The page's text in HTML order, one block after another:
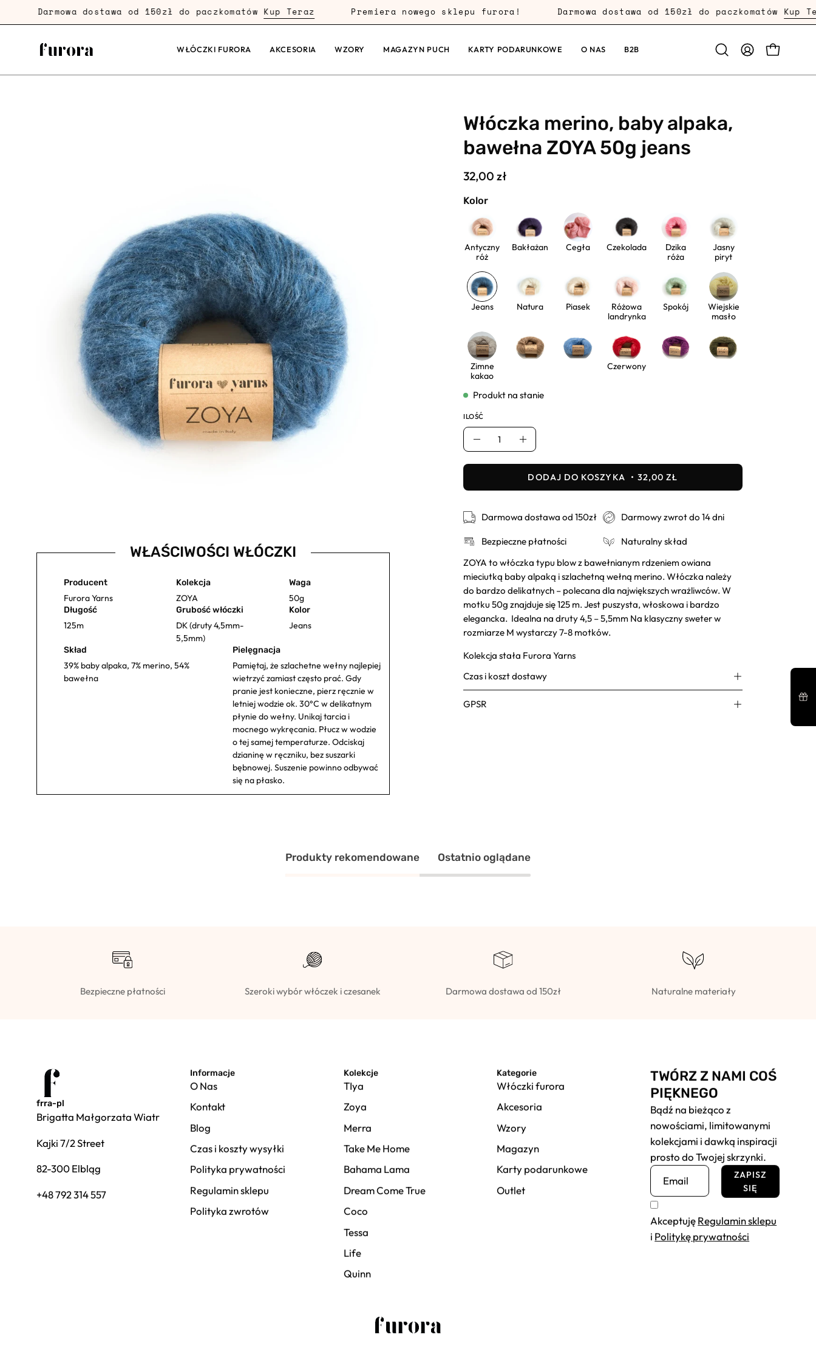
dalej
Darmowa dostawa od 150zł do paczkomatówKup Teraz Premiera nowego sklepu furora! Darmowa dostawa od 150zł do paczkomatówKup Teraz
WŁÓCZKI FURORA AKCESORIA WZORY MAGAZYN PUCH KARTY PODARUNKOWE O NAS B2B
OtwórzMOJE
PRZEJDŹ
WŁAŚCIWOŚCI WŁÓCZKI
Producent
Furora Yarns
Kolekcja
ZOYA
Waga
50g
Długość
125m
Grubość włóczki
DK (druty 4,5mm-
5,5mm)
Kolor
Jeans
Skład
39% baby alpaka, 7% merino, 54%
bawełna
Pielęgnacja
Pamiętaj, że szlachetne wełny najlepiej
wietrzyć zamiast często prać. Gdy
pranie jest konieczne, pierz ręcznie w
letniej wodzie ok. 30°C w delikatnym
płynie do wełny. Unikaj tarcia i
mocnego wykręcania. Płucz w wodzie
o tej samej temperaturze. Odciskaj
dzianinę w ręczniku, bez suszarki
bębnowej. Suszenie powinno odbywać
się na płasko.
Włóczka merino, baby alpaka,
bawełna ZOYA 50g jeans
32,00 zł
Kolor
Antyczny
róż
Bakłażan Cegła Czekolada
Dzika
róża
Jasny
piryt
Jeans Natura Piasek
Różowa
landrynka
Spokój
Wiejskie
masło
Zimne
kakao
Czerwony
Produkt na stanie
ILOŚĆ
Ilość
Dodaj
DODAJ DO KOSZYKA 32,00 ZŁ
Darmowa dostawa od 150zł Darmowy zwrot do 14 dni
Bezpieczne płatności
Naturalny skład
ZOYA to włóczka typu blow z bawełnianym rdzeniem owiana
mieciutką baby alpaką i szlachetną wełną merino. Włóczka należy
do bardzo delikatnych – polecana dla największych wrażliwców. W
motku 50g znajduje się 125 m. Jest puszysta, włoskowa i bardzo
elegancka. Idealna na druty 4,5 – 5,5mm Na klasyczny sweter w
rozmiarze M wystarczy 7-8 motków.
Kolekcja stała Furora Yarns
Czas i koszt dostawy
GPSR
Produkty rekomendowane Ostatnio oglądane
Bezpieczne płatności Szeroki wybór włóczek i czesanek Darmowa dostawa od 150zł Naturalne materiały
frra-pl
Brigatta Małgorzata Wiatr
Kajki 7/2 Street
82-300 Elbląg
+48 792 314 557
Informacje
O Nas
Kontakt
Blog
Czas i koszty wysyłki
Polityka prywatności
Regulamin sklepu
Polityka zwrotów
Kolekcje
TIya
Zoya
Merra
Take Me Home
Bahama Lama
Dream Come True
Coco
Tessa
Life
Quinn
Kategorie
Włóczki furora
Akcesoria
Wzory
Magazyn
Karty podarunkowe
Outlet
TWÓRZ Z NAMI COŚ
PIĘKNEGO
Bądź na bieżąco z
nowościami, limitowanymi
kolekcjami i dawką inspiracji
prosto do Twojej skrzynki.
ZAPISZ
SIĘ
AkceptujęRegulamin sklepu
i Politykę prywatności